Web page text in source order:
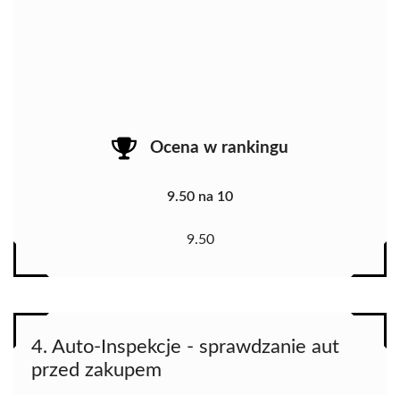
Ocena w rankingu
9.50 na 10
9.50
4. Auto-Inspekcje - sprawdzanie aut
przed zakupem